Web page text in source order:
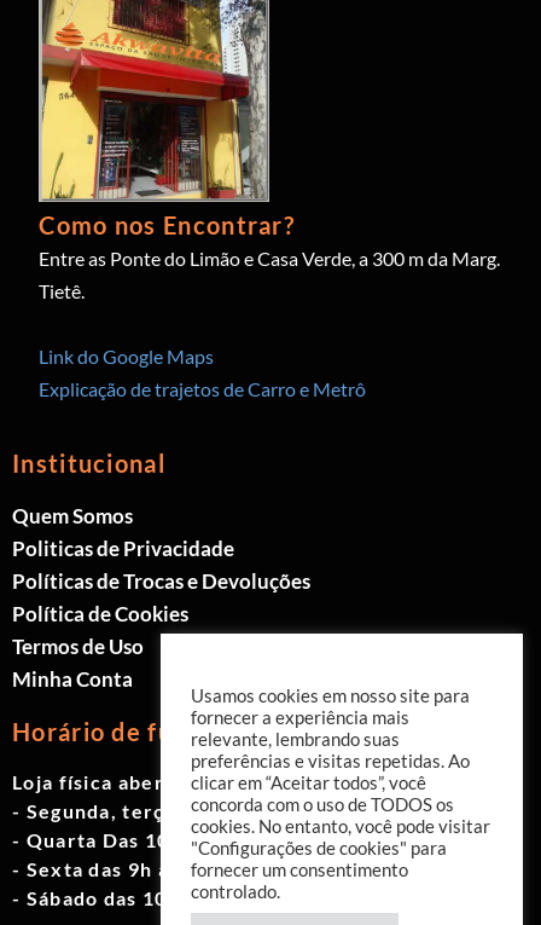
Como nos Encontrar?
Entre as Ponte do Limão e Casa Verde, a 300 m da Marg.
Tietê.
Link do Google Maps
Explicação de trajetos de Carro e Metrô
Institucional
Quem Somos
Politicas de Privacidade
Políticas de Trocas e Devoluções
Política de Cookies
Termos de Uso
Minha Conta
Horário de funcionamento
Loja física aberta de Segunda à Sábado.
- Segunda, terça e quinta das 9h às 19h
- Quarta Das 10h às 18h
- Sexta das 9h às 18h
- Sábado das 10h às 17h
Usamos cookies em nosso site para
fornecer a experiência mais
relevante, lembrando suas
preferências e visitas repetidas. Ao
clicar em “Aceitar todos”, você
concorda com o uso de TODOS os
cookies. No entanto, você pode visitar
"Configurações de cookies" para
fornecer um consentimento
controlado.